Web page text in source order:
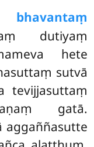
dutiyaṃ
hete
sutvā
tevijjasuttaṃ
gatā.
aggaññasutte